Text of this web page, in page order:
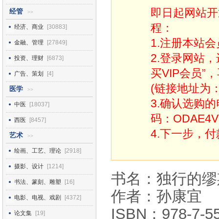
经管 >>
经济、商业 [30883]
金融、管理 [27849]
投资、理财 [6873]
广告、策划 [4]
医学 >>
中医 [18037]
西医 [8457]
艺术 >>
绘画、工艺、理论 [2918]
摄影、设计 [1214]
书法、篆刻、雕塑 [16]
电影、电视、戏剧 [4372]
论文集 [19]
即日起网站
程：
1.注册本站会
2.登录网站，
买VIP会员”
(链接地址为
3.确认选购
码：
4.下一步，
书名：独行的
作者：孙康宜
ISBN：978-7-